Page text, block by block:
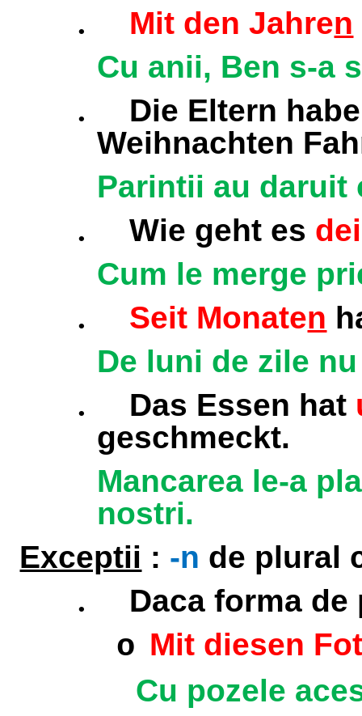
.
Mit den Jahren
Cu anii, Ben s-a
.
Die Eltern
Weihnachten
Parintii au
.
Wie geht es
Cum le merge
.
Seit Monaten
De luni de zile
.
Das Essen hat
geschmeckt.
Mancarea le-a
nostri.
Exceptii : -n de plural
.
Daca forma
o Mit diesen
Cu pozele